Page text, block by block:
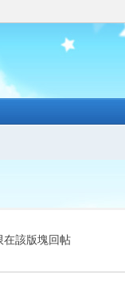
在該版塊回帖